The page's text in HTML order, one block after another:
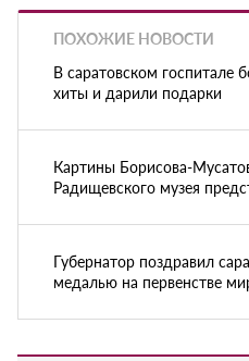
ПОХОЖИЕ НОВОСТИ
В саратовском госпитале
хиты и дарили подарки
Картины Борисова-
Радищевского музея
Губернатор поздравил
медалью на первенстве